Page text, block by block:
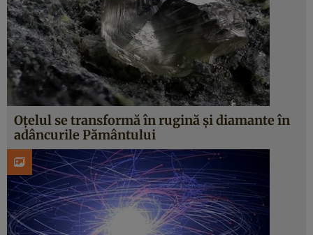
Oțelul se transformă în rugină și diamante în
adâncurile Pământului